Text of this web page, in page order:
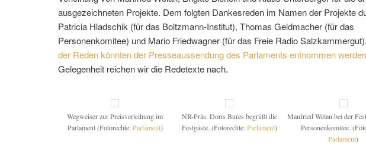
ausgezeichneten Projekte. Dem folgten Dankesreden im Namen der Projekte
Patricia Hladschik (für das Boltzmann-Institut), Thomas Geldmacher (für das
Personenkomitee) und Mario Friedwagner (für das Freie Radio Salzkammergut).
der Reden könnten der Presseaussendung des Parlaments entnommen
Gelegenheit reichen wir die Redetexte nach.
Wegweiser zur Preisverleihung im
Parlament (Fotorechte:Parlament)
NR-Präs. Doris Bures begrüßt die
Festgäste. (Fotorechte:Parlament)
Manfried Welan bei der
Personenkomitee.
Parlament)